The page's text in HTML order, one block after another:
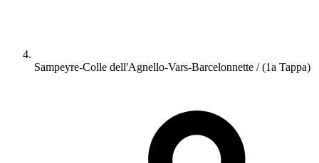
Sampeyre-Colle dell'Agnello-Vars-Barcelonnette / (1a Tappa)